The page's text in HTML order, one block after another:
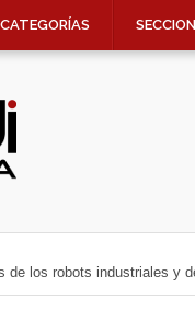
CATEGORÍAS
de los robots industriales y